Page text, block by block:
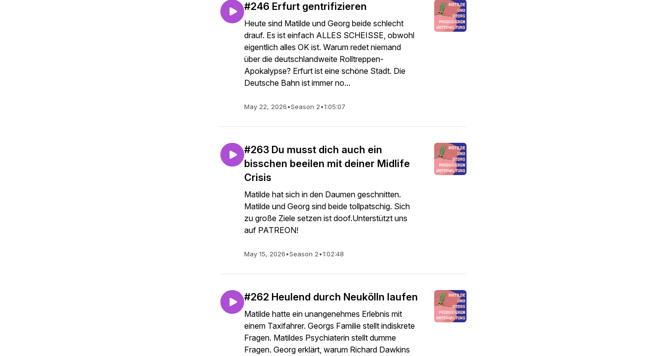
#246 Erfurt gentrifizieren
Heute sind Matilde und Georg beide schlecht
drauf. Es ist einfach ALLES SCHEISSE, obwohl
eigentlich alles OK ist. Warum redet niemand
über die deutschlandweite Rolltreppen-
Apokalypse? Erfurt ist eine schöne Stadt. Die
Deutsche Bahn ist immer no...
May 22, 2026•Season 2•1:05:07
#263 Du musst dich auch ein
bisschen beeilen mit deiner Midlife
Crisis
Matilde hat sich in den Daumen geschnitten.
Matilde und Georg sind beide tollpatschig. Sich
zu große Ziele setzen ist doof.Unterstützt uns
auf PATREON!
May 15, 2026•Season 2•1:02:48
#262 Heulend durch Neukölln laufen
Matilde hatte ein unangenehmes Erlebnis mit
einem Taxifahrer. Georgs Familie stellt indiskrete
Fragen. Matildes Psychiaterin stellt dumme
Fragen. Georg erklärt, warum Richard Dawkins